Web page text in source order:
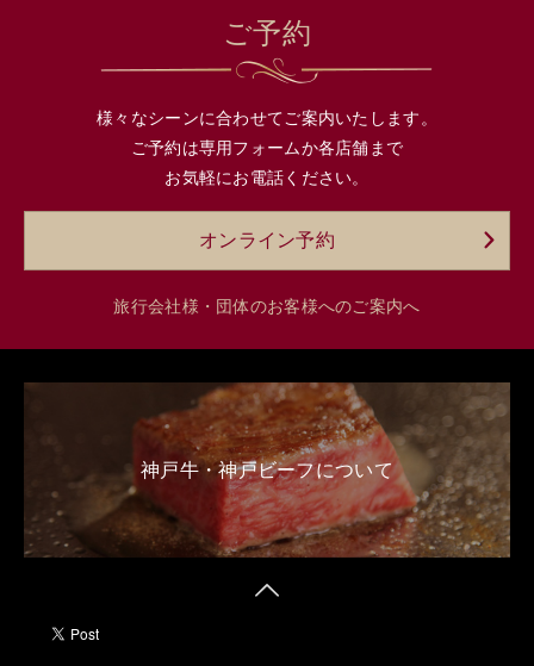
ご予約
様々なシーンに合わせてご案内いたします。
ご予約は専用フォームか各店舗まで
お気軽にお電話ください。
オンライン予約
旅行会社様・団体のお客様へのご案内へ
神戸牛・神戸ビーフについて